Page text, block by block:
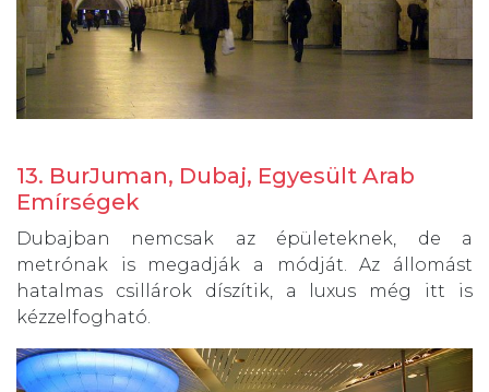
13. BurJuman, Dubaj, Egyesült Arab
Emírségek
Dubajban nemcsak az épületeknek, de a
metrónak is megadják a módját. Az állomást
hatalmas csillárok díszítik, a luxus még itt is
kézzelfogható.